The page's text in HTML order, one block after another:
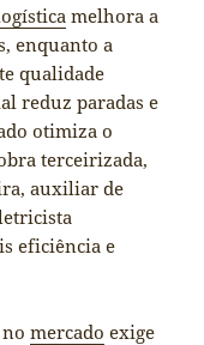
melhora a
enquanto a
qualidade
reduz paradas e
otimiza o
terceirizada,
auxiliar de
eficiência e
nomercado exige